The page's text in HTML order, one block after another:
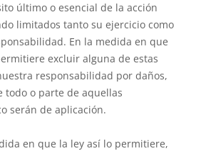
último o esencial de la acción
limitados tanto su ejercicio como
En la medida en que
excluir alguna de estas
responsabilidad por daños,
todo o parte de aquellas
serán de aplicación.
en que la ley así lo permitiere,